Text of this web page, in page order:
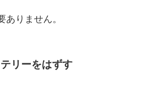
ありません。
リーをはずす